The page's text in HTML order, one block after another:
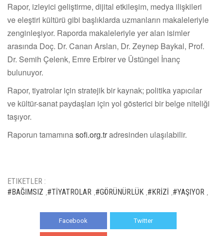
Rapor, izleyici geliştirme, dijital etkileşim, medya ilişkileri
ve eleştiri kültürü gibi başlıklarda uzmanların makaleleriyle
zenginleşiyor. Raporda makaleleriyle yer alan isimler
arasında Doç. Dr. Canan Arslan, Dr. Zeynep Baykal, Prof.
Dr. Semih Çelenk, Emre Erbirer ve Üstüngel İnanç
bulunuyor.
Rapor, tiyatrolar için stratejik bir kaynak; politika yapıcılar
ve kültür-sanat paydaşları için yol gösterici bir belge niteliği
taşıyor.
Raporun tamamınasofi.org.tradresinden ulaşılabilir.
ETIKETLER :
#BAĞIMSIZ #TİYATROLAR #GÖRÜNÜRLÜK #KRİZİ #YAŞIYOR
Facebook Twitter